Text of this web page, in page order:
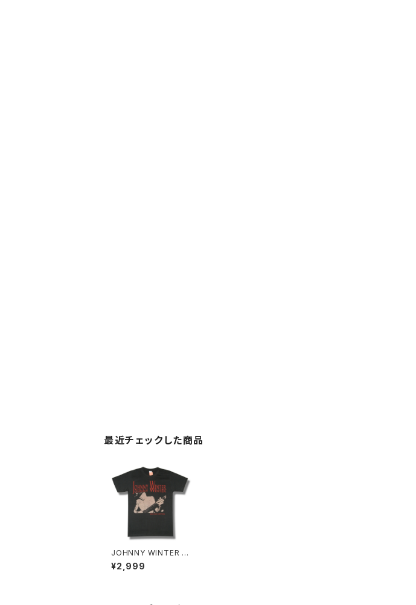
最近チェックした商品
JOHNNY WINTER ジ
ョニー・ウィンター DEL
UXE EDITION デラッ
¥2,999